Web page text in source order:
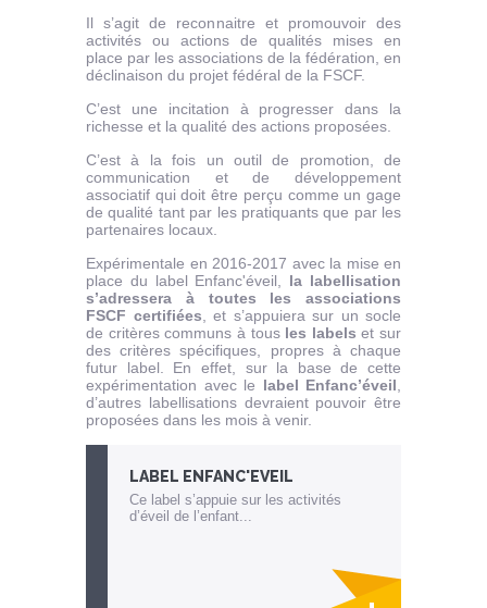
Il s’agit de reconnaitre et promouvoir des
activités ou actions de qualités mises en
place par les associations de la fédération, en
déclinaison du projet fédéral de la FSCF.
C’est une incitation à progresser dans la
richesse et la qualité des actions proposées.
C’est à la fois un outil de promotion, de
communication et de développement
associatif qui doit être perçu comme un gage
de qualité tant par les pratiquants que par les
partenaires locaux.
Expérimentale en 2016-2017 avec la mise en
place du label Enfanc'éveil, la labellisation
s’adressera à toutes les associations
FSCF certifiées , et s’appuiera sur un socle
de critères communs à tous les labels et sur
des critères spécifiques, propres à chaque
futur label. En effet, sur la base de cette
expérimentation avec le label Enfanc’éveil
d’autres labellisations devraient pouvoir être
proposées dans les mois à venir.
LABEL ENFANC'EVEIL
Ce label s’appuie sur les activités
d’éveil de l’enfant...